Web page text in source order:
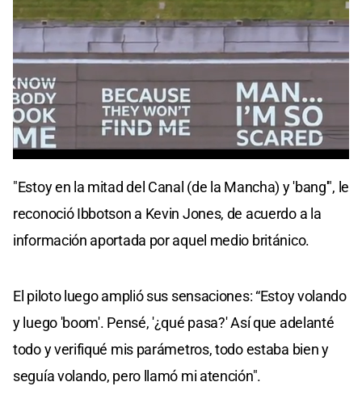
"Estoy en la mitad del Canal (de la Mancha) y 'bang'", le
reconoció Ibbotson a Kevin Jones, de acuerdo a la
información aportada por aquel medio británico.
El piloto luego amplió sus sensaciones: “Estoy volando
y luego 'boom'. Pensé, '¿qué pasa?' Así que adelanté
todo y verifiqué mis parámetros, todo estaba bien y
seguía volando, pero llamó mi atención".